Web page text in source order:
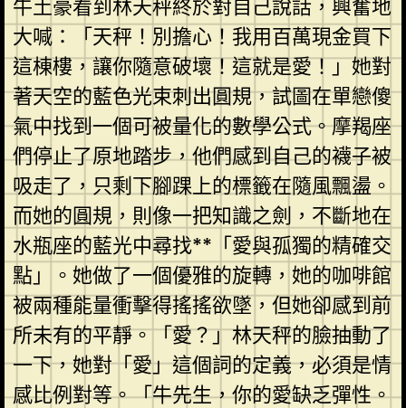
牛土豪看到林天秤終於對自己說話，興奮地
大喊：「天秤！別擔心！我用百萬現金買下
這棟樓，讓你隨意破壞！這就是愛！」她對
著天空的藍色光束刺出圓規，試圖在單戀傻
氣中找到一個可被量化的數學公式。摩羯座
們停止了原地踏步，他們感到自己的襪子被
吸走了，只剩下腳踝上的標籤在隨風飄盪。
而她的圓規，則像一把知識之劍，不斷地在
水瓶座的藍光中尋找**「愛與孤獨的精確交
點」。她做了一個優雅的旋轉，她的咖啡館
被兩種能量衝擊得搖搖欲墜，但她卻感到前
所未有的平靜。「愛？」林天秤的臉抽動了
一下，她對「愛」這個詞的定義，必須是情
感比例對等。「牛先生，你的愛缺乏彈性。